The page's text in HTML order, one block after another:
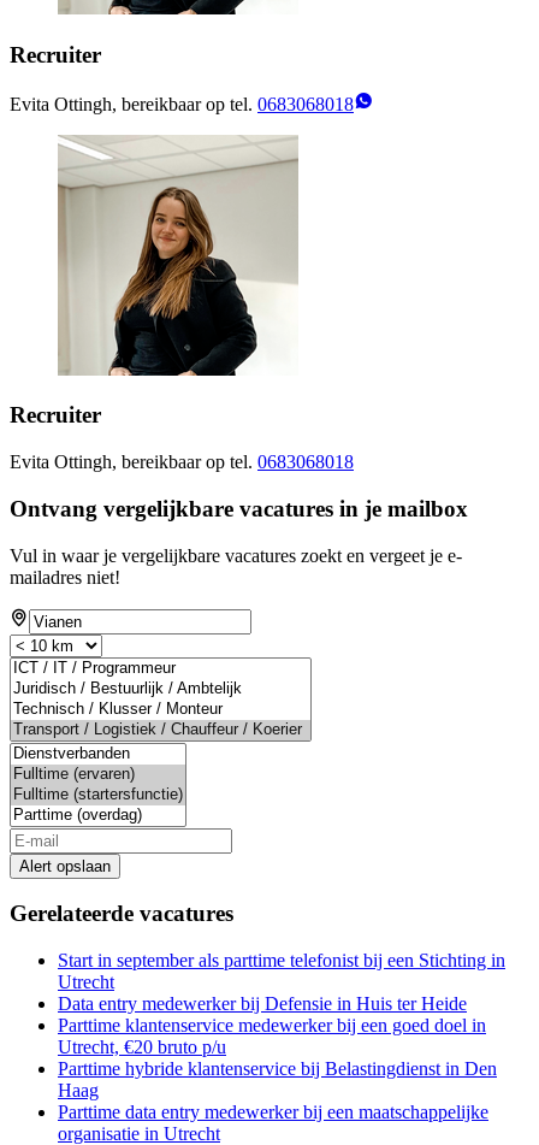
Recruiter
Evita Ottingh, bereikbaar op tel. 0683068018
Recruiter
Evita Ottingh, bereikbaar op tel. 0683068018
Ontvang vergelijkbare vacatures in je mailbox
Vul in waar je vergelijkbare vacatures zoekt en vergeet je e-
mailadres niet!
Alert opslaan
Gerelateerde vacatures
Start in september als parttime telefonist bij een Stichting in
Utrecht
Data entry medewerker bij Defensie in Huis ter Heide
Parttime klantenservice medewerker bij een goed doel in
Utrecht, €20 bruto p/u
Parttime hybride klantenservice bij Belastingdienst in Den
Haag
Parttime data entry medewerker bij een maatschappelijke
organisatie in Utrecht